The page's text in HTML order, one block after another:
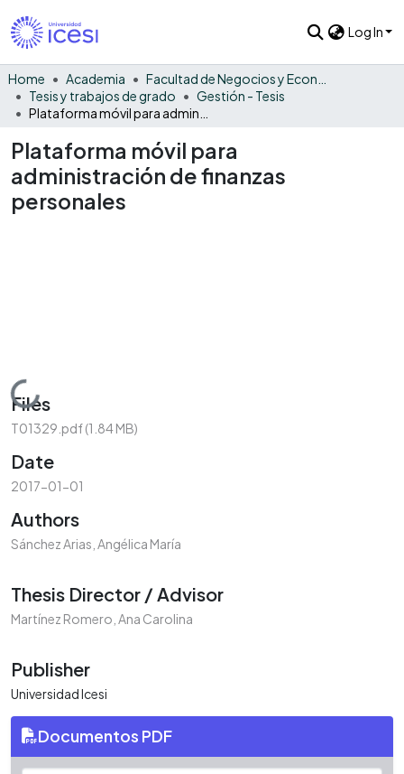
Log In
Home Academia
Tesis y trabajos de grado
Gestión - Tesis
Plataforma móvil para
administración de finanzas
personales
Loading...
Files
T01329.pdf(1.84 MB)
Date
2017-01-01
Authors
Sánchez Arias, Angélica María
Thesis Director / Advisor
Martínez Romero, Ana Carolina
Publisher
Universidad Icesi
Documentos PDF